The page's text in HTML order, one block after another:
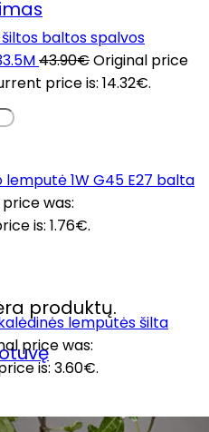
produktų.
šiltos baltos spalvos
43.90€Original price
price is: 14.32€.
lemputė 1W G45 E27 balta
was:
is: 1.76€.
kalėdinės lemputės šilta
price was:
is: 3.60€.